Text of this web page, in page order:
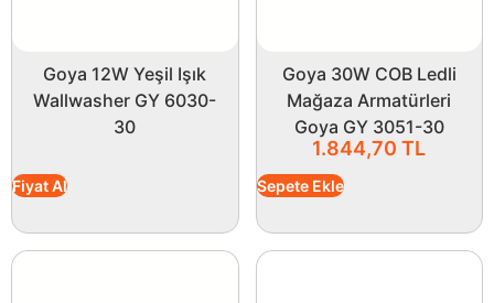
Goya 12W Yeşil Işık
Wallwasher GY 6030-
30
Fiyat Al
Goya 30W COB Ledli
Mağaza Armatürleri
Goya GY 3051-30
1.844,70 TL
Sepete Ekle